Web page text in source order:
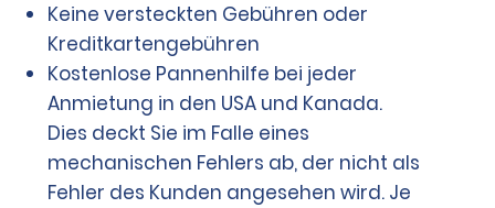
Keine versteckten Gebühren oder
Kreditkartengebühren
Kostenlose Pannenhilfe bei jeder
Anmietung in den USA und Kanada.
Dies deckt Sie im Falle eines
mechanischen Fehlers ab, der nicht als
Fehler des Kunden angesehen wird. Je